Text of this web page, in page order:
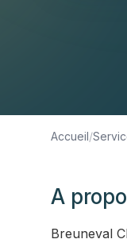
Accueil/
A
Breuneval